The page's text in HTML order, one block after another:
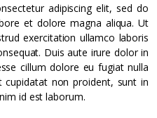
adipiscing elit, sed do
et dolore magna aliqua. Ut
exercitation ullamco laboris
Duis aute irure dolor in
cillum dolore eu fugiat nulla
cupidatat non proident, sunt in
id est laborum.